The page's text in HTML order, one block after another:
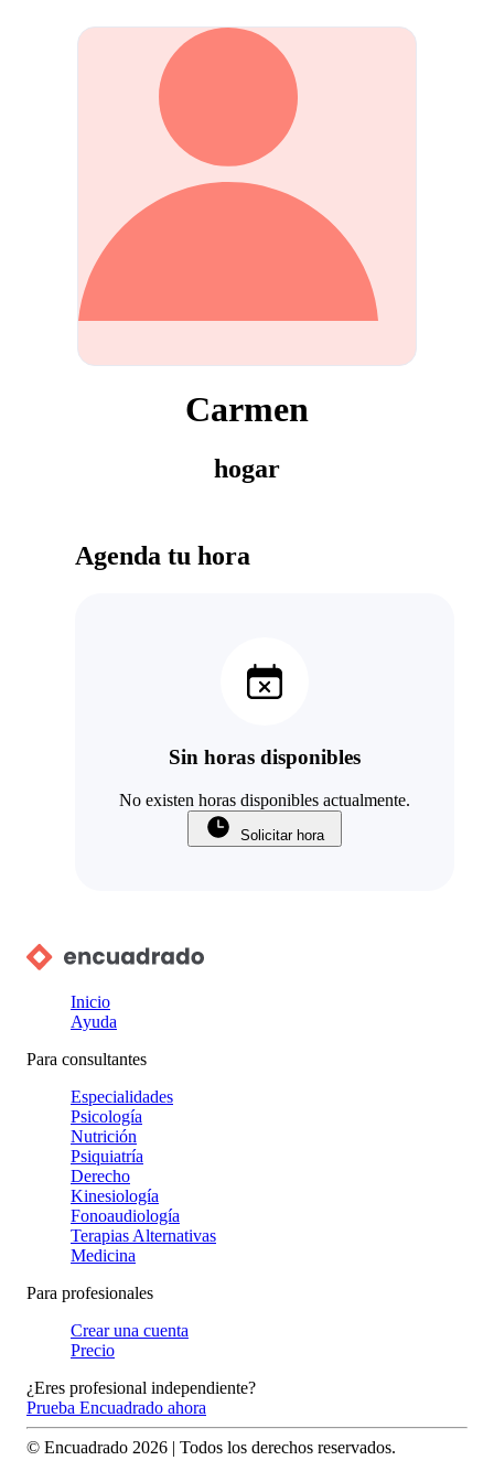
Carmen
hogar
Agenda tu hora
Sin horas disponibles
No existen horas disponibles actualmente.
Solicitar hora
Inicio
Ayuda
Para consultantes
Especialidades
Psicología
Nutrición
Psiquiatría
Derecho
Kinesiología
Fonoaudiología
Terapias Alternativas
Medicina
Para profesionales
Crear una cuenta
Precio
¿Eres profesional independiente?
Prueba Encuadrado ahora
© Encuadrado 2026 | Todos los derechos reservados.